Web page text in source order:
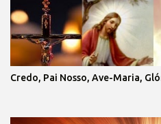
Credo, Pai Nosso, Ave-Maria,